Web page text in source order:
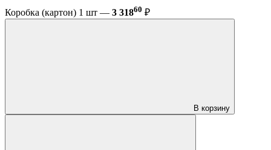
Коробка (картон) 1 шт — 3 31860 ₽
В корзину